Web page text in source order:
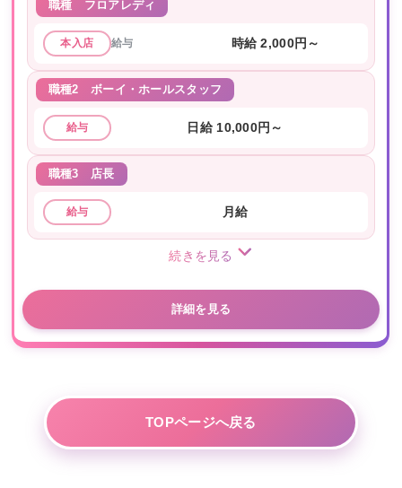
職種 フロアレディ
本入店 給与 時給 2,000円～
職種2 ボーイ・ホールスタッフ
給与 日給 10,000円～
職種3 店長
給与 月給
続きを見る
詳細を見る
TOPページへ戻る